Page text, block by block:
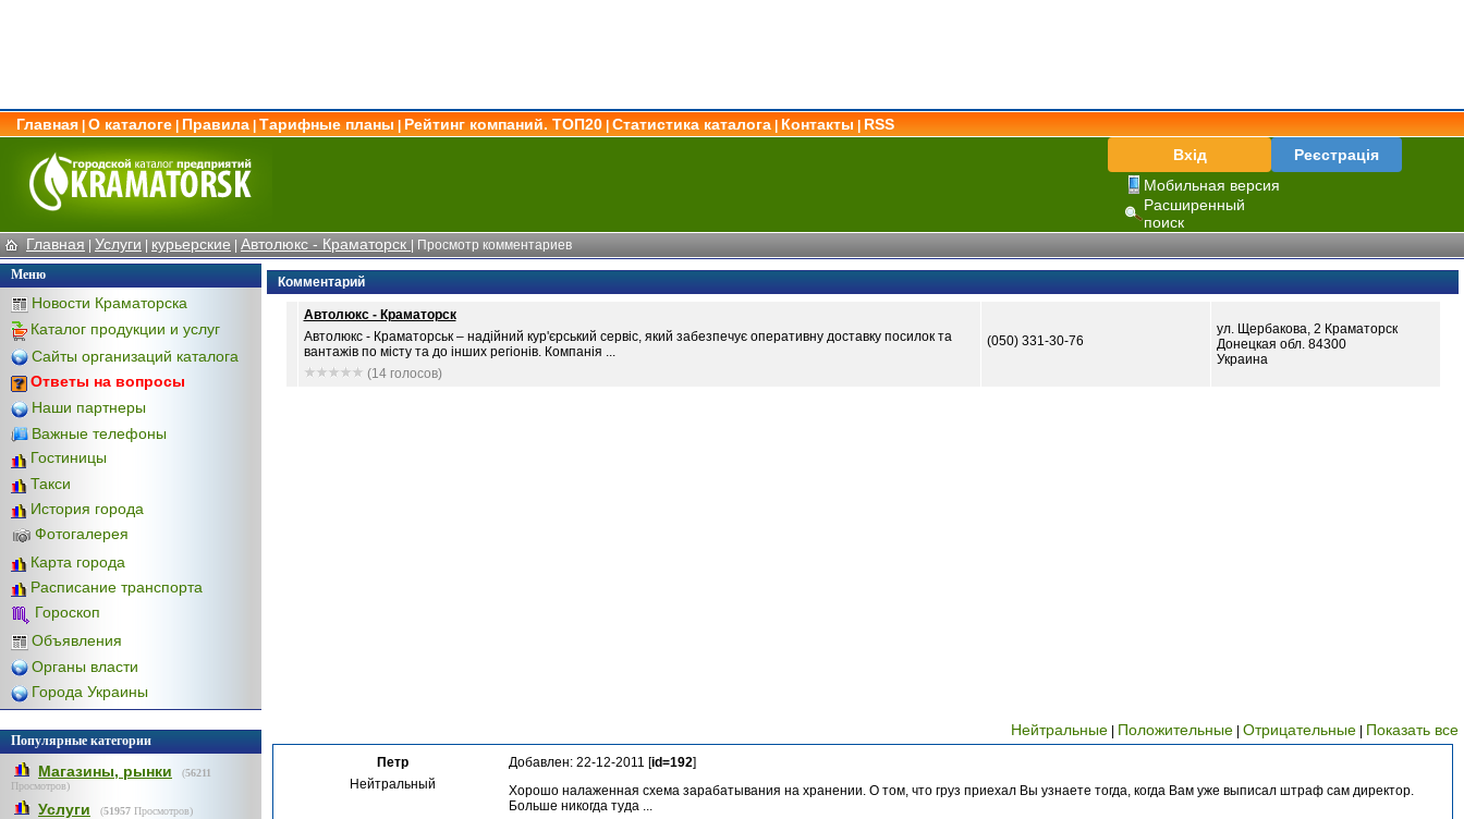
Главная О каталоге Правила Тарифные планы Рейтинг компаний. ТОП20 Статистика каталога Контакты
RSS
Вхід
Реєстрація
Мобильная версия
Расширенный
поиск
Главная | Услуги | курьерские | Автолюкс - Краматорск | Просмотр комментариев
Меню
Новости Краматорска
Каталог продукции и услуг
Сайты организаций каталога
Ответы на вопросы
Наши партнеры
Важные телефоны
Гостиницы
Такси
История города
Фотогалерея
Карта города
Расписание транспорта
Гороскоп
Объявления
Органы власти
Города Украины
Популярные категории
Магазины, рынки (56211
Просмотров)
Услуги (51957 Просмотров)
Комментарий
Автолюкс - Краматорск
Автолюкс - Краматорськ – надійний кур'єрський сервіс, який забезпечує оперативну доставку посилок та
вантажів по місту та до інших регіонів. Компанія ...
(14 голосов)
(050) 331-30-76
ул. Щербакова, 2 Краматорск
Донецкая обл. 84300
Украина
Нейтральные Положительные Отрицательные Показать все
Петр
Нейтральный
Добавлен: 22-12-2011 [id=192]
Хорошо налаженная схема зарабатывания на хранении. О том, что груз приехал Вы узнаете тогда, когда Вам уже выписал штраф сам директор.
Больше никогда туда ...